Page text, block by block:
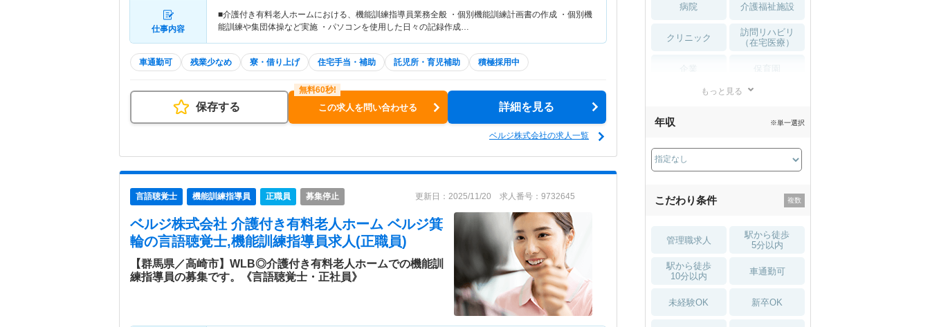
仕事内容
■介護付き有料老人ホームにおける、機能訓練指導員業務全般 ・個別機能訓練計画書の作成 ・個別機
能訓練や集団体操など実施 ・パソコンを使用した日々の記録作成…
車通勤可 残業少なめ 寮・借り上げ 住宅手当・補助 託児所・育児補助 積極採用中
保存する この求人を問い合わせる 詳細を見る
ベルジ株式会社の求人一覧
言語聴覚士 機能訓練指導員 正職員 募集停止 更新日：2025/11/20 求人番号：9732645
ベルジ株式会社 介護付き有料老人ホーム ベルジ箕
輪の言語聴覚士,機能訓練指導員求人(正職員)
【群馬県／高崎市】WLB◎介護付き有料老人ホームでの機能訓
練指導員の募集です。《言語聴覚士・正社員》
病院 介護福祉施設
クリニック
訪問リハビリ
（在宅医療）
薬局・
もっと見る
年収 ※単一選択
こだわり条件
管理職求人
駅から徒歩
5分以内
駅から徒歩
10分以内
車通勤可
未経験OK 新卒OK